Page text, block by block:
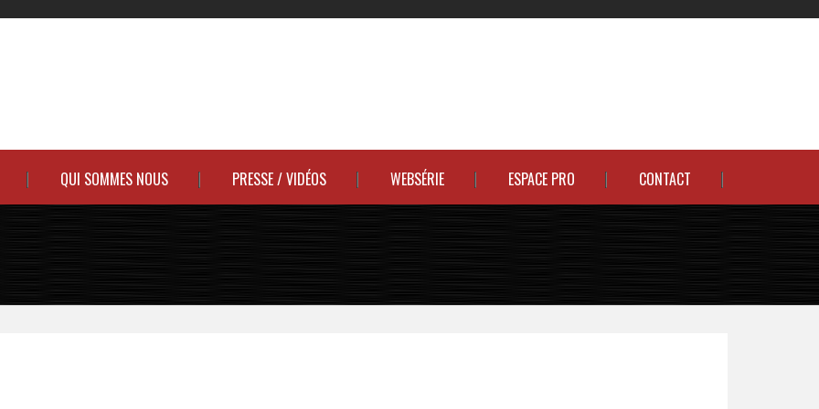
QUI SOMMES NOUS PRESSE / VIDÉOS WEBSÉRIE ESPACE PRO CONTACT